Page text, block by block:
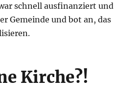
schnell aus­fi­nan­ziert und
Gemein­de und bot an, das
Kirche?!